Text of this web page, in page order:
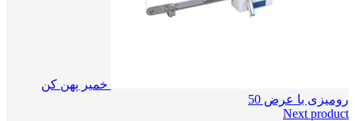
خمیر پهن کن
رومیزی با عرض 50
Next product